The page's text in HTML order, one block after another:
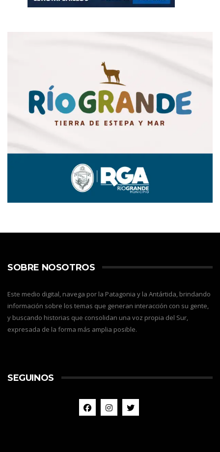
SOBRE NOSOTROS
Este medio digital, navega por la Patagonia y la Antártida, brindando
información sobre los temas que generan interacción con su gente,
y buscando historias que consolidan una voz propia del Sur,
expresada de la forma más amplia posible.
SEGUINOS